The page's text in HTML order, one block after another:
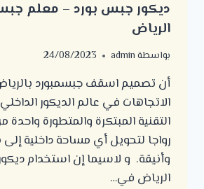
ديكور جبس بورد – معلم
الرياض
بواسطةadmin
24/08/2023
أن تصميم اسقف جبسمبورد
الاتجاهات في عالم الديكور
التقنية المبتكرة والمتطورة واحدة
رواجا لتحويل أي مساحة داخلية إلى
وأنيقة. و لاسيما إن استخدام
الرياض في…